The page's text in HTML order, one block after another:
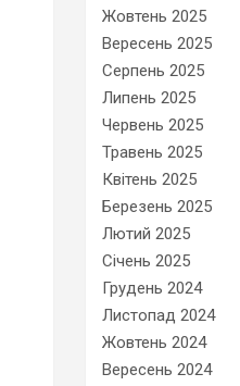
Жовтень 2025
Вересень 2025
Серпень 2025
Липень 2025
Червень 2025
Травень 2025
Квітень 2025
Березень 2025
Лютий 2025
Січень 2025
Грудень 2024
Листопад 2024
Жовтень 2024
Вересень 2024